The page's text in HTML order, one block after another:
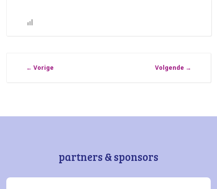
← Vorige Volgende →
partners & sponsors